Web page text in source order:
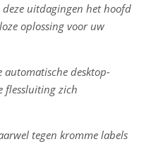
uitdagingen het hoofd
oplossing voor uw
automatische desktop-
flessluiting zich
tegen kromme labels